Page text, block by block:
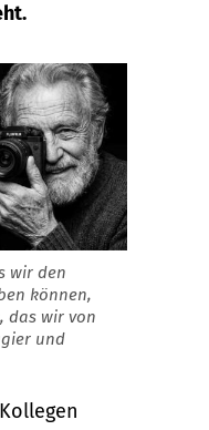
wir den
können,
das wir von
und